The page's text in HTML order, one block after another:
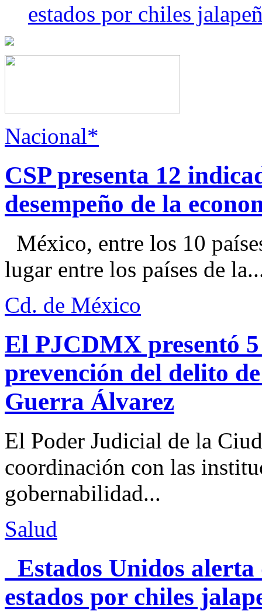
estados por chiles
Nacional*
CSP presenta 12
desempeño de la
México, entre los 10
lugar entre los países de
Cd. de México
El PJCDMX presentó
prevención del delito
Guerra Álvarez
El Poder Judicial de la
coordinación con las
gobernabilidad...
Salud
Estados Unidos alerta
estados por chiles